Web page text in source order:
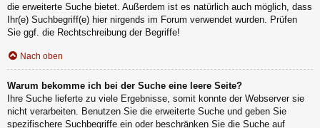
die erweiterte Suche bietet. Außerdem ist es natürlich auch möglich, dass
Ihr(e) Suchbegriff(e) hier nirgends im Forum verwendet wurden. Prüfen
Sie ggf. die Rechtschreibung der Begriffe!
Nach oben
Warum bekomme ich bei der Suche eine leere Seite?
Ihre Suche lieferte zu viele Ergebnisse, somit konnte der Webserver sie
nicht verarbeiten. Benutzen Sie die erweiterte Suche und geben Sie
spezifischere Suchbegriffe ein oder beschränken Sie die Suche auf